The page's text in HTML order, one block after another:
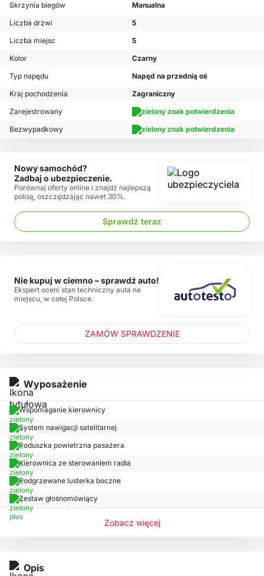
Skrzynia biegów
Manualna
Liczba drzwi
5
Liczba miejsc
5
Kolor
Czarny
Typ napędu
Napęd na przednią oś
Kraj pochodzenia
Zagraniczny
Zarejestrowany
Bezwypadkowy
Wyposażenie
Wspomaganie kierownicy
System nawigacji satelitarnej
Poduszka powietrzna pasażera
Kierownica ze sterowaniem radia
Podgrzewane lusterka boczne
Zestaw głośnomówiący
Zobacz więcej
Opis
Nowy samochód?
Zadbaj o ubezpieczenie.
Porównaj oferty online i znajdź najlepszą
polisę, oszczędzając nawet 30%.
Sprawdź teraz
Nie kupuj w ciemno – sprawdź auto!
Ekspert oceni stan techniczny auta na
miejscu, w całej Polsce.
ZAMÓW SPRAWDZENIE